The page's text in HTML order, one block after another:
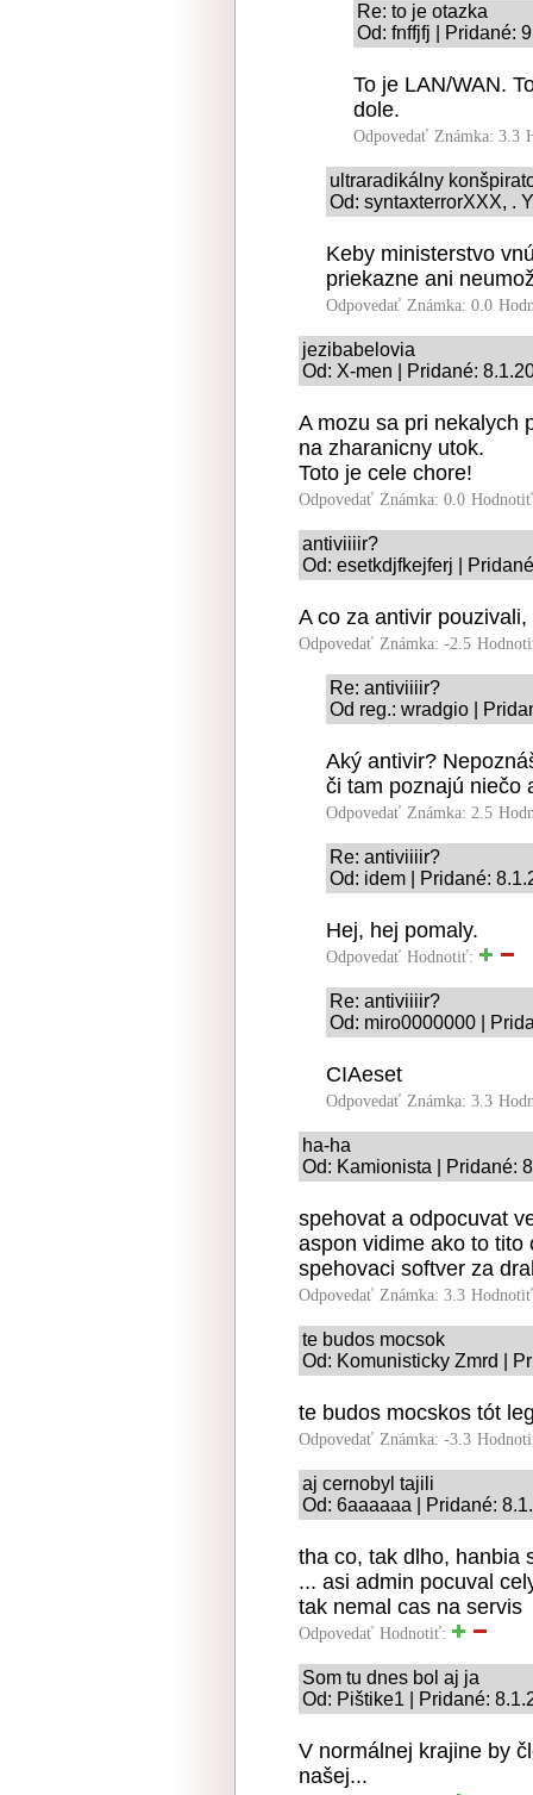
Re: to je otazka
Od: fnffjfj | Pridané:
To je LAN/WAN.
dole.
Odpovedať Známka: 3.3
ultraradikálny
Od: syntaxterrorXXX, .
Keby ministerstvo
priekazne ani
Odpovedať Známka: 0.0
jezibabelovia
Od: X-men | Pridané:
A mozu sa pri nekalych
na zharanicny utok.
Toto je cele chore!
Odpovedať Známka: 0.0
antiviiiir?
Od: esetkdjfkejferj |
A co za antivir
Odpovedať Známka: -2.5
Re: antiviiiir?
Od reg.: wradgio |
Aký antivir?
či tam poznajú niečo
Odpovedať Známka: 2.5
Re: antiviiiir?
Od: idem | Pridané:
Hej, hej pomaly.
Odpovedať Hodnotiť:
Re: antiviiiir?
Od: miro0000000 |
CIAeset
Odpovedať Známka: 3.3
ha-ha
Od: Kamionista | Pridané:
spehovat a odpocuvat
aspon vidime ako to tito
spehovaci softver za
Odpovedať Známka: 3.3
te budos mocsok
Od: Komunisticky Zmrd |
te budos mocskos tót
Odpovedať Známka: -3.3
aj cernobyl tajili
Od: 6aaaaaa | Pridané:
tha co, tak dlho, hanbia
... asi admin pocuval
tak nemal cas na servis
Odpovedať Hodnotiť:
Som tu dnes bol aj ja
Od: Pištike1 | Pridané:
V normálnej krajine by
našej...